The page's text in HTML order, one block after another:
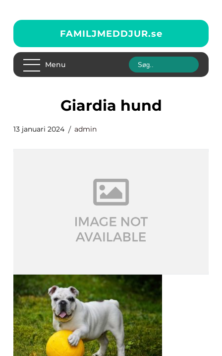
FAMILJMEDDJUR.se
Menu
giardia hund
13 januari 2024 admin